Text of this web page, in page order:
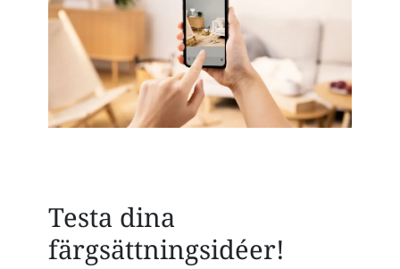
Testa dina
färgsättningsidéer!